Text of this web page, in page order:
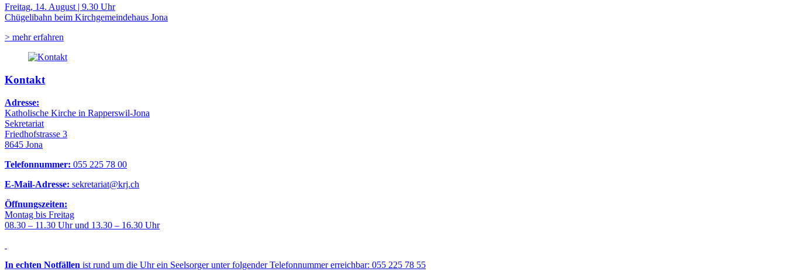
Freitag, 14. August | 9.30 Uhr
Chügelibahn beim Kirchgemeindehaus Jona
> mehr erfahren
Kontakt
Adresse:
Katholische Kirche in Rapperswil-Jona
Sekretariat
Friedhofstrasse 3
8645 Jona
Telefonnummer: 055 225 78 00
E-Mail-Adresse: sekretariat@krj.ch
Öffnungszeiten:
Montag bis Freitag
08.30 – 11.30 Uhr und 13.30 – 16.30 Uhr
In echten Notfällen ist rund um die Uhr ein Seelsorger unter folgender Telefonnummer erreichbar: 055 225 78 55